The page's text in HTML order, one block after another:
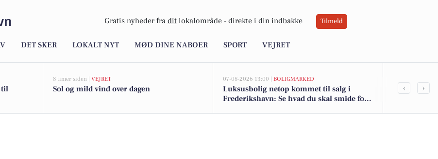
Gratis nyheder fra dit lokalområde - direkte i din indbakke Tilmeld
DET SKER LOKALT NYT MØD DINE NABOER SPORT VEJRET
til
8 timer siden | VEJRET
Sol og mild vind over dagen
07-08-2026 13:00 | BOLIGMARKED
Luksusbolig netop kommet til salg i
Frederikshavn: Se hvad du skal smide for
Sociale
‹ ›